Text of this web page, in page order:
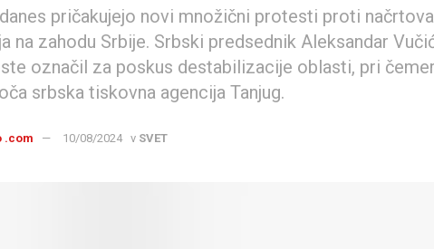
pričakujejo novi množični protesti proti
na zahodu Srbije. Srbski predsednik Aleksandar
označil za poskus destabilizacije oblasti, pri
srbska tiskovna agencija Tanjug.
.com 10/08/2024 v SVET